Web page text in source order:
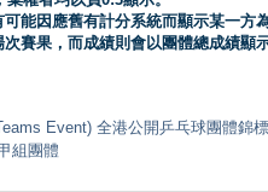
能因應舊有計分系統而顯示某一
賽果，而成績則會以團體總成績顯示
Event) 全港公開乒乓球團體錦
組團體